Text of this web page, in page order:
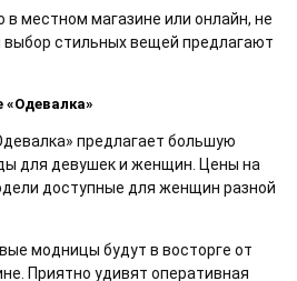
местном магазине или онлайн, не
стильных вещей предлагают
предлагает большую
для девушек и женщин. Цены на
доступные для женщин разной
модницы будут в восторге от
Приятно удивят оперативная